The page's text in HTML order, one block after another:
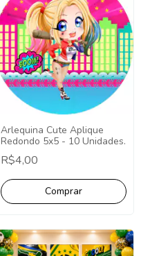
Arlequina Cute Aplique
Redondo 5x5 - 10 Unidades.
R$4,00